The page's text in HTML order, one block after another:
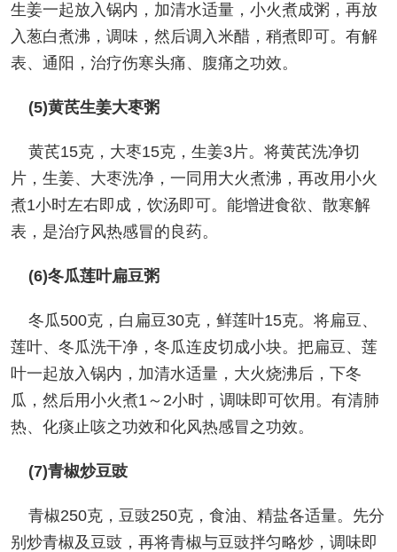
生姜一起放入锅内，加清水适量，小火煮成粥，再放
入葱白煮沸，调味，然后调入米醋，稍煮即可。有解
表、通阳，治疗伤寒头痛、腹痛之功效。
(5)黄芪生姜大枣粥
黄芪15克，大枣15克，生姜3片。将黄芪洗净切
片，生姜、大枣洗净，一同用大火煮沸，再改用小火
煮1小时左右即成，饮汤即可。能增进食欲、散寒解
表，是治疗风热感冒的良药。
(6)冬瓜莲叶扁豆粥
冬瓜500克，白扁豆30克，鲜莲叶15克。将扁豆、
莲叶、冬瓜洗干净，冬瓜连皮切成小块。把扁豆、莲
叶一起放入锅内，加清水适量，大火烧沸后，下冬
瓜，然后用小火煮1～2小时，调味即可饮用。有清肺
热、化痰止咳之功效和化风热感冒之功效。
(7)青椒炒豆豉
青椒250克，豆豉250克，食油、精盐各适量。先分
别炒青椒及豆豉，再将青椒与豆豉拌匀略炒，调味即